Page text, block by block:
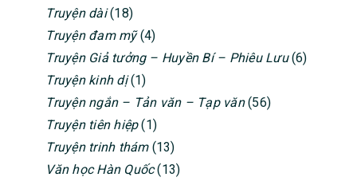
Truyện dài(18)
Truyện đam mỹ(4)
Truyện Giả tưởng – Huyền Bí – Phiêu Lưu(6)
Truyện kinh dị(1)
Truyện ngắn – Tản văn – Tạp văn(56)
Truyện tiên hiệp(1)
Truyện trinh thám(13)
Văn học Hàn Quốc(13)